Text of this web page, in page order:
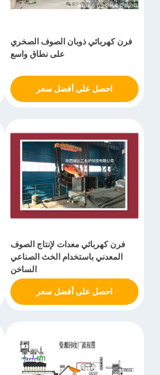
فرن كهربائي ذوبان الصوف الصخري
على نطاق واسع
احصل على أفضل سعر
فرن كهربائي معدات لإنتاج الصوف
المعدني باستخدام الخث الصناعي
الساخن
احصل على أفضل سعر